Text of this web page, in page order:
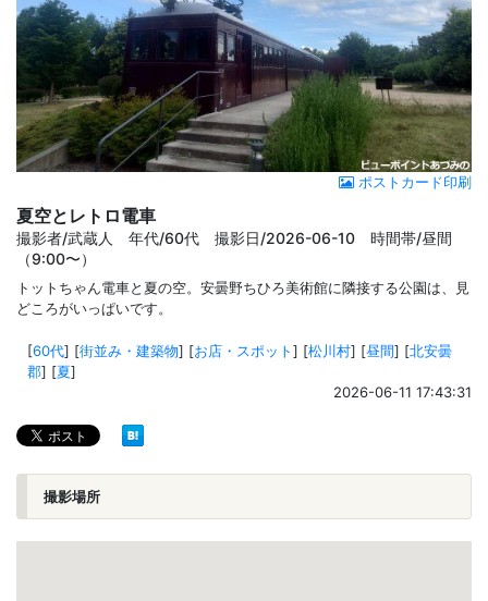
ポストカード印刷
夏空とレトロ電車
撮影者/武蔵人 年代/60代 撮影日/2026-06-10 時間帯/昼間
（9:00〜）
トットちゃん電車と夏の空。安曇野ちひろ美術館に隣接する公園は、見
どころがいっぱいです。
[60代] [街並み・建築物] [お店・スポット] [松川村] [昼間] [北安曇
郡] [夏]
2026-06-11 17:43:31
撮影場所